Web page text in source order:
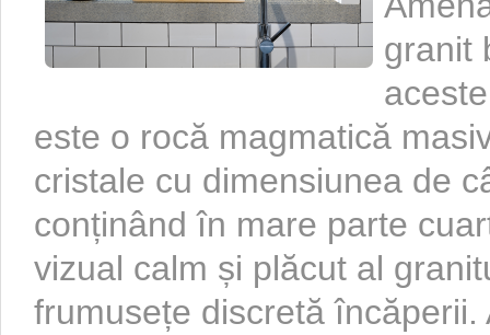
granit
este o rocă magmatică
cristale cu dimensiunea de
conținând în mare parte
vizual calm și plăcut al
frumusețe discretă încăperii.